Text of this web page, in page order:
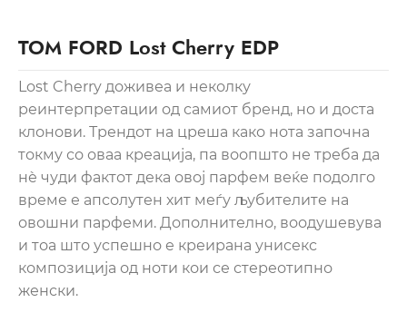
TOM FORD Lost Cherry EDP
Lost Cherry доживеа и неколку
реинтерпретации од самиот бренд, но и доста
клонови. Трендот на цреша како нота започна
токму со оваа креација, па воопшто не треба да
нѐ чуди фактот дека овој парфем веќе подолго
време е апсолутен хит меѓу љубителите на
овошни парфеми. Дополнително, воодушевува
и тоа што успешно е креирана унисекс
композиција од ноти кои се стереотипно
женски.